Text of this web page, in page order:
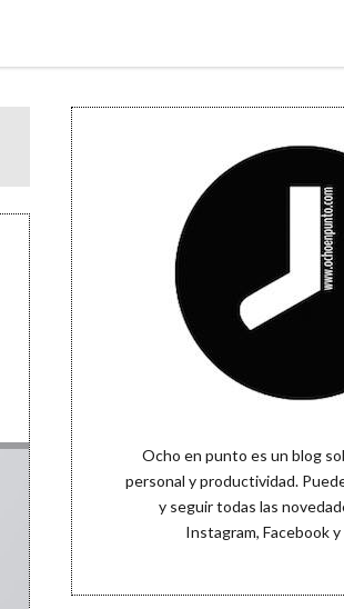
Sidebar
Ocho en punto es un blog
personal y productividad.
y seguir todas las
Instagram, Facebooky